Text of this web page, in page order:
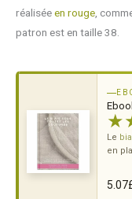
réaliséeen rouge ,
patron est en taille 38.
★
Le
en
5.07